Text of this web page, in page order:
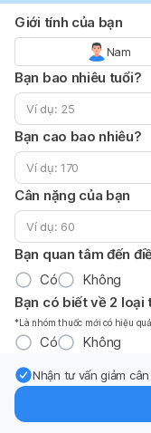
Giới tính của bạn
Nam
Bạn bao nhiêu tuổi?
Bạn cao bao nhiêu?
Cân nặng của bạn
Bạn quan tâm đến
Có
Không
Bạn có biết về 2 loại
*Là nhóm thuốc mới có hiệu
Có Không
Nhận tư vấn giảm